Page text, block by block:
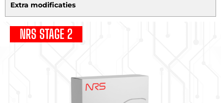
Extra modificaties
NRS STAGE 2